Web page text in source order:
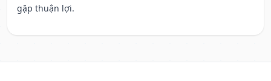
gặp thuận lợi.